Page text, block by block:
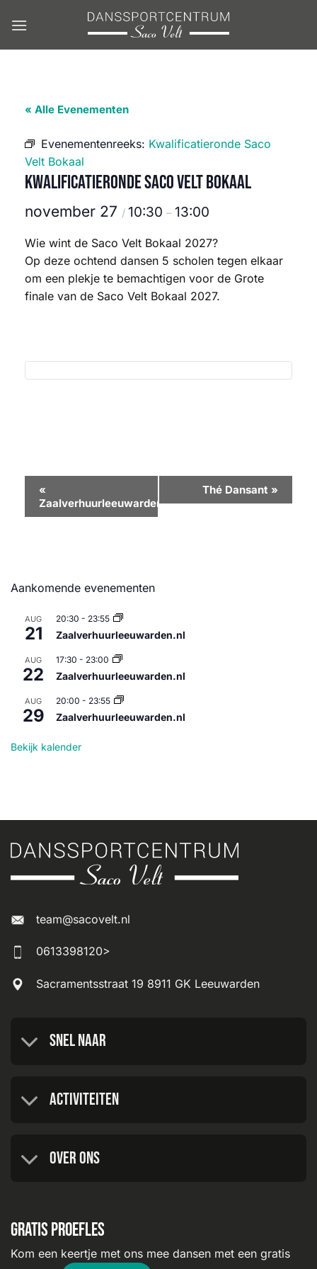
naar
« Alle Evenementen
Evenementenreeks: Kwalificatieronde Saco
Velt Bokaal
Kwalificatieronde Saco Velt Bokaal
november 27 / 10:30 – 13:00
Wie wint de Saco Velt Bokaal 2027?
Op deze ochtend dansen 5 scholen tegen elkaar
om een plekje te bemachtigen voor de Grote
finale van de Saco Velt Bokaal 2027.
Evenement
Navigatie
«
Zaalverhuurleeuwarden.nl
Thé Dansant »
Aankomende evenementen
AUG
21
20:30 - 23:55
Zaalverhuurleeuwarden.nl
AUG
22
17:30 - 23:00
Zaalverhuurleeuwarden.nl
AUG
29
20:00 - 23:55
Zaalverhuurleeuwarden.nl
Bekijk kalender
team@sacovelt.nl
0613398120>
Sacramentsstraat 19 8911 GK Leeuwarden
Snel naar
Activiteiten
Over ons
Gratis proefles
Kom een keertje met ons mee dansen met een gratis